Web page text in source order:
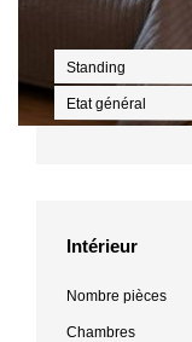
Extérieur
Standing
Etat général
Intérieur
Nombre pièces
Chambres